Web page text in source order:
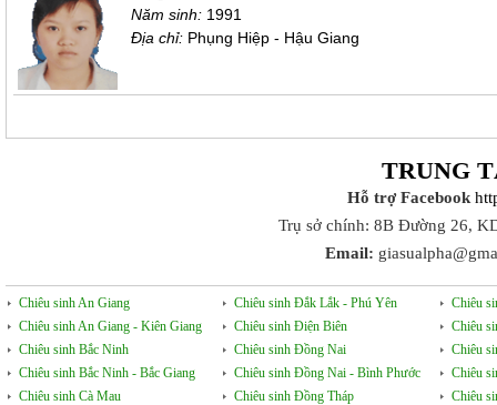
Năm sinh: 1991
Địa chỉ: Phụng Hiệp - Hậu Giang
TRUNG
Hỗ trợ Facebook
Trụ sở chính: 8B Đường 26,
Email:
Chiêu sinh An Giang
Chiêu sinh An Giang - Kiên Giang
Chiêu sinh Bắc Ninh
Chiêu sinh Bắc Ninh - Bắc Giang
Chiêu sinh Cà Mau
Chiêu sinh Đắk Lắk - Phú Yên
Chiêu sinh Điện Biên
Chiêu sinh Đồng Nai
Chiêu sinh Đồng Nai - Bình Phước
Chiêu sinh Đồng Tháp
Chiêu
Chiêu
Chiêu
Chiêu
Chiêu